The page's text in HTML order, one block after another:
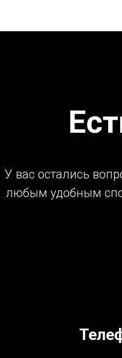
У вас остались
любым удобным